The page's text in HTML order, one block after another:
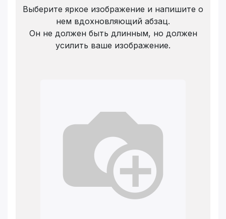
Выберите яркое изображение и напишите о
нем вдохновляющий абзац.
Он не должен быть длинным, но должен
усилить ваше изображение.